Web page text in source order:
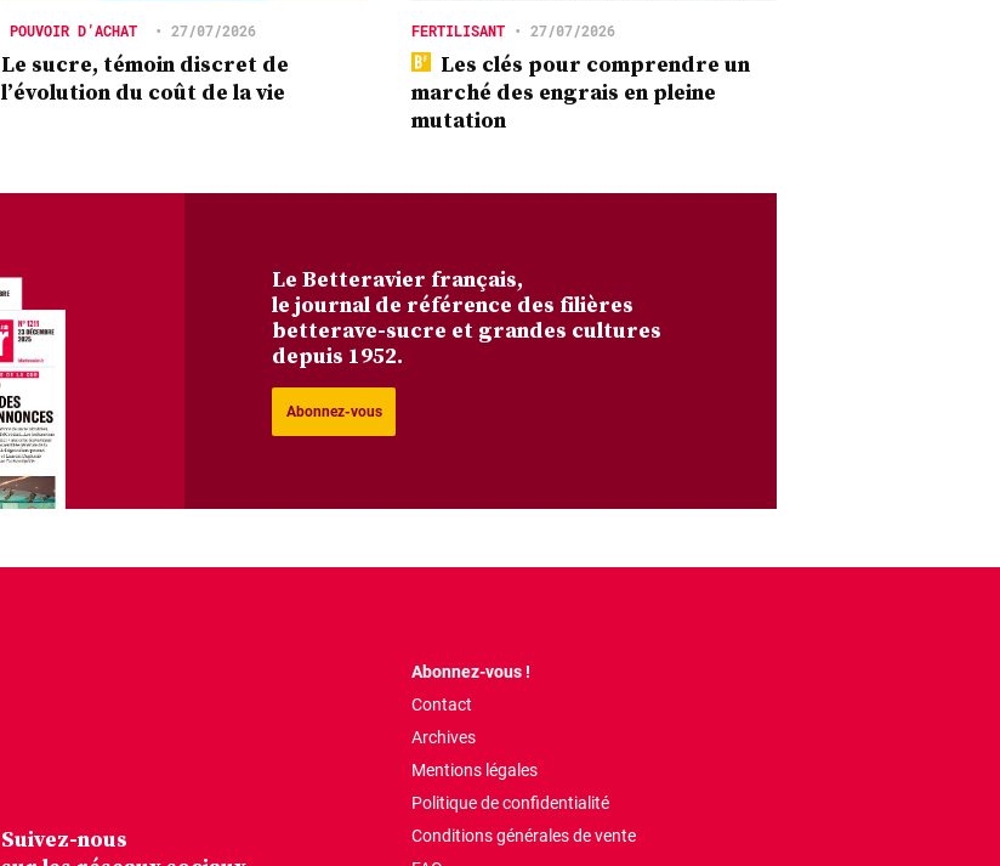
POUVOIR D’ACHAT • 27/07/2026
Le sucre, témoin discret de
l’évolution du coût de la vie
FERTILISANT • 27/07/2026
Les clés pour comprendre un
marché des engrais en pleine
mutation
Le Betteravier français,
le journal de référence des filières
betterave-sucre et grandes cultures
depuis 1952.
Abonnez-vous
Suivez-nous
Abonnez-vous !
Contact
Archives
Mentions légales
Politique de confidentialité
Conditions générales de vente